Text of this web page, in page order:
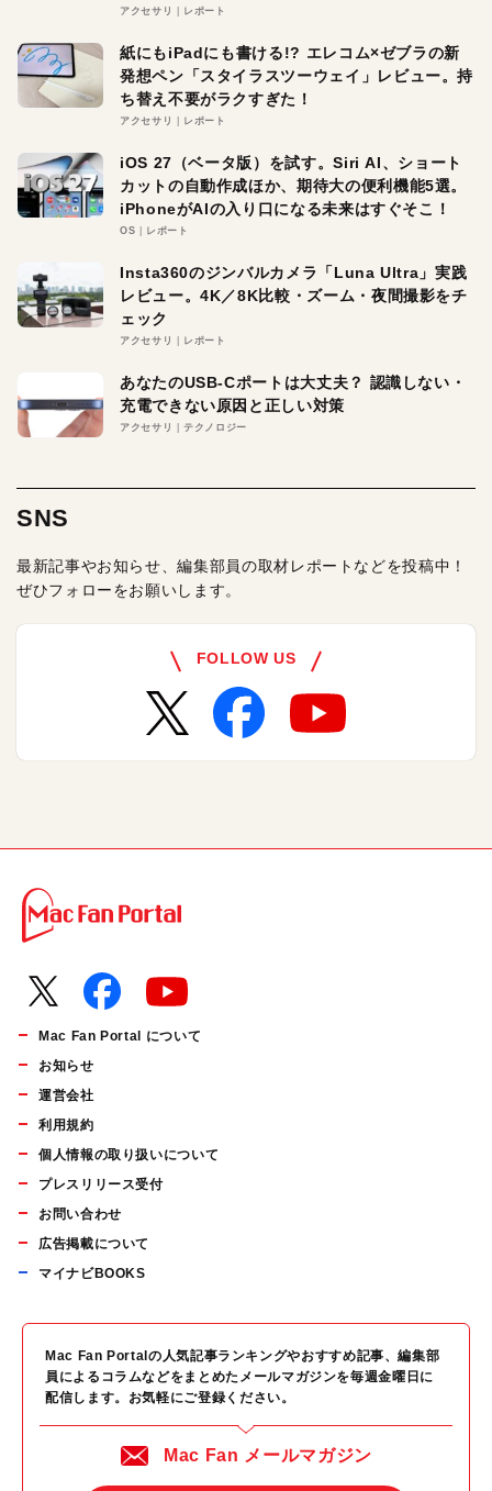
アクセサリ レポート
紙にもiPadにも書ける!? エレコム×ゼブラの新
発想ペン「スタイラスツーウェイ」レビュー。持
ち替え不要がラクすぎた！
アクセサリ レポート
iOS 27（ベータ版）を試す。Siri AI、ショート
カットの自動作成ほか、期待大の便利機能5選。
iPhoneがAIの入り口になる未来はすぐそこ！
OS レポート
Insta360のジンバルカメラ「Luna Ultra」実践
レビュー。4K／8K比較・ズーム・夜間撮影をチ
ェック
アクセサリ レポート
あなたのUSB-Cポートは大丈夫？ 認識しない・
充電できない原因と正しい対策
アクセサリ テクノロジー
SNS
最新記事やお知らせ、編集部員の取材レポートなどを投稿中！
ぜひフォローをお願いします。
FOLLOW US
Mac Fan Portal について
お知らせ
運営会社
利用規約
個人情報の取り扱いについて
プレスリリース受付
お問い合わせ
広告掲載について
マイナビBOOKS
Mac Fan Portalの人気記事ランキングやおすすめ記事、編集部
員によるコラムなどをまとめたメールマガジンを毎週金曜日に
配信します。お気軽にご登録ください。
Mac Fan メールマガジン